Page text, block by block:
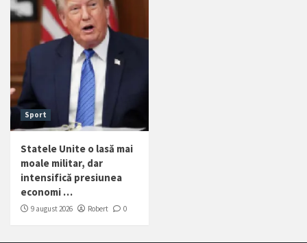
Sport
Statele Unite o lasă mai
moale militar, dar
intensifică presiunea
economi …
9 august 2026 Robert 0